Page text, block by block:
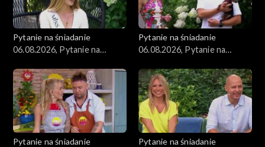
Scena Pnś
Ludzie
Zdrowie
Porady
Czerwony Dywan
Pytanie na śniadanie
06.08.2026, Pytanie na
Pytanie na śniadanie
06.08.2026, Pytanie na
Pytanie na śniadanie
Pytanie na śniadanie